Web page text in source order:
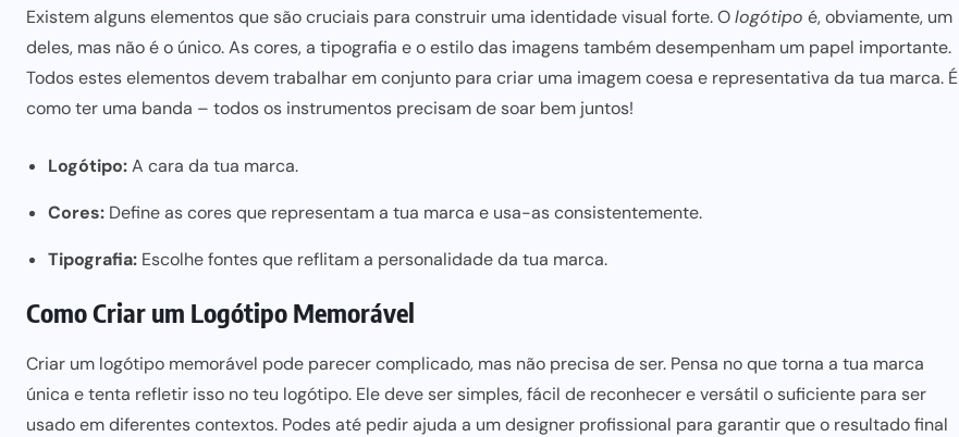
Existem alguns elementos que são cruciais para construir uma identidade visual forte. Ologótipo é, obviamente, um
deles, mas não é o único. As cores, a tipografia e o estilo das imagens também desempenham um papel importante.
Todos estes elementos devem trabalhar em conjunto para criar uma imagem coesa e representativa da tua marca. É
como ter uma banda – todos os instrumentos precisam de soar bem juntos!
Logótipo:A cara da tua marca.
Cores: Define as cores que representam a tua marca e usa-as consistentemente.
Tipografia: Escolhe fontes que reflitam a personalidade da tua marca.
Como Criar um Logótipo Memorável
Criar um logótipo memorável pode parecer complicado, mas não precisa de ser. Pensa no que torna a tua marca
única e tenta refletir isso no teu logótipo. Ele deve ser simples, fácil de reconhecer e versátil o suficiente para ser
usado em diferentes contextos. Podes até pedir ajuda a um designer profissional para garantir que o resultado final